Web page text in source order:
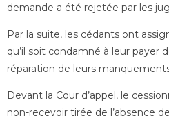
demande a été rejetée par les
Par la suite, les cédants ont
qu’il soit condamné à leur payer
réparation de leurs
Devant la Cour d’appel, le
non-recevoir tirée de l’absence